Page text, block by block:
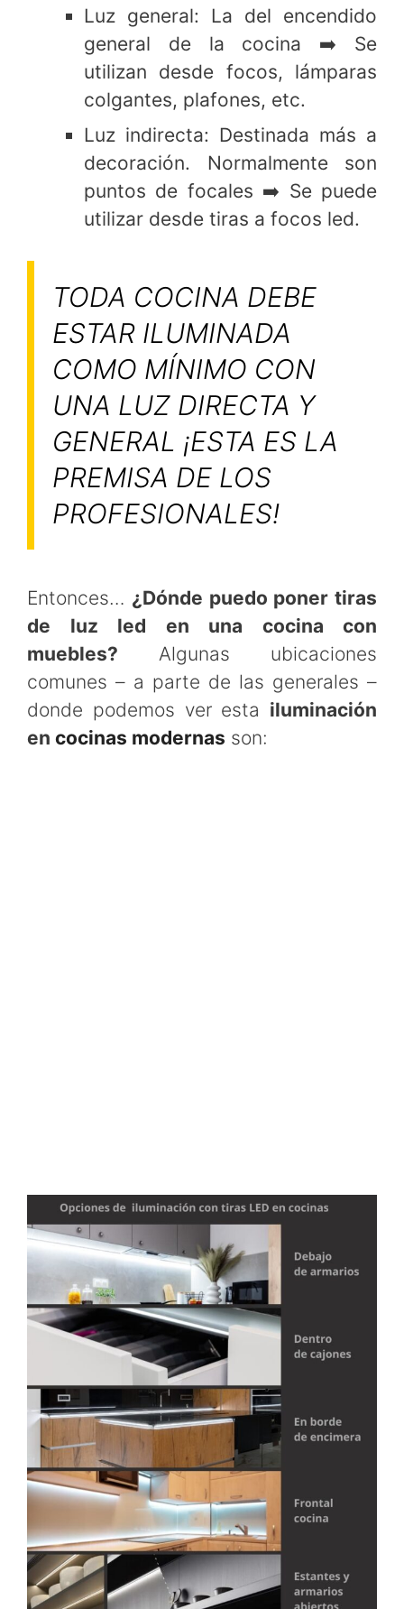
Luz general: La del encendido
general de la cocina ➡️ Se
utilizan desde focos, lámparas
colgantes, plafones, etc.
Luz indirecta: Destinada más a
decoración. Normalmente son
puntos de focales ➡️ Se puede
utilizar desde tiras a focos led.
TODA COCINA DEBE
ESTAR ILUMINADA
COMO MÍNIMO CON
UNA LUZ DIRECTA Y
GENERAL ¡ESTA ES LA
PREMISA DE LOS
PROFESIONALES!
Entonces… ¿Dónde puedo poner tiras
de luz led en una cocina con
muebles? Algunas ubicaciones
comunes – a parte de las generales –
donde podemos ver esta iluminación
en cocinas modernas son: